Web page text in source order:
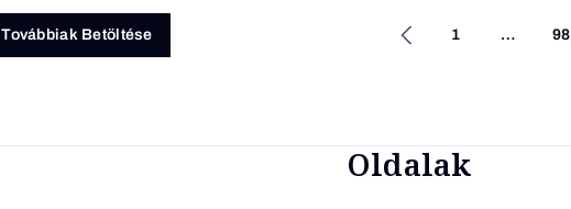
Továbbiak Betöltése 1 … 98
Oldalak